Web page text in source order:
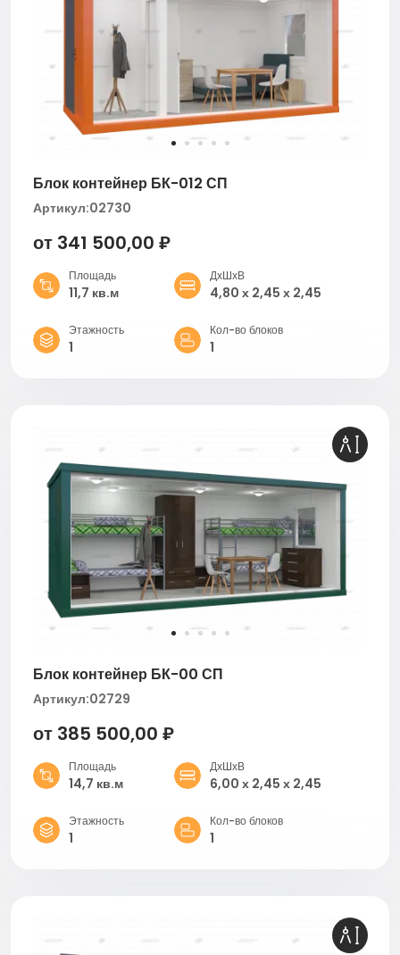
Блок контейнер БК-012 СП
Артикул:02730
от 341 500,00 ₽
Площадь
11,7 кв.м
ДхШхВ
4,80 х 2,45 х 2,45
Этажность
1
Кол-во блоков
1
Блок контейнер БК-00 СП
Артикул:02729
от 385 500,00 ₽
Площадь
14,7 кв.м
ДхШхВ
6,00 х 2,45 х 2,45
Этажность
1
Кол-во блоков
1